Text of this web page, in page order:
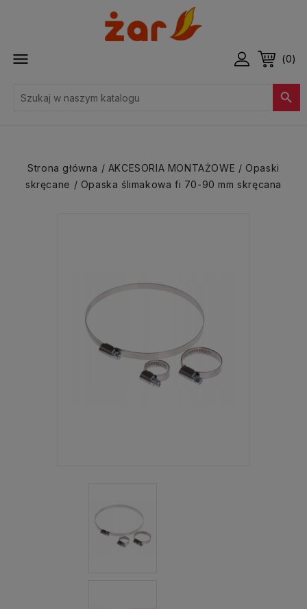
 (0)

Strona główna AKCESORIA MONTAŻOWE
Opaski
skręcane
Opaska ślimakowa fi 70-90 mm skręcana